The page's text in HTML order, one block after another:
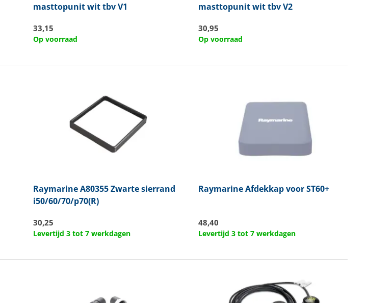
masttopunit wit tbv V1
33,15
Op voorraad
masttopunit wit tbv V2
30,95
Op voorraad
RaymarineA80355 Zwarte sierrand
i50/60/70/p70(R)
30,25
Levertijd 3 tot 7 werkdagen
RaymarineAfdekkap voor ST60+
48,40
Levertijd 3 tot 7 werkdagen